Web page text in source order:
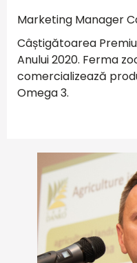
Marketing Manager
Câștigătoarea
Anului 2020. Ferma
comercializează
Omega 3.